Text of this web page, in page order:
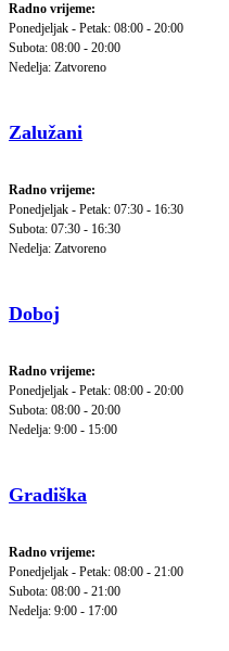
Radno vrijeme:
Ponedjeljak - Petak: 08:00 - 20:00
Subota: 08:00 - 20:00
Nedelja: Zatvoreno
Zalužani
Radno vrijeme:
Ponedjeljak - Petak: 07:30 - 16:30
Subota: 07:30 - 16:30
Nedelja: Zatvoreno
Doboj
Radno vrijeme:
Ponedjeljak - Petak: 08:00 - 20:00
Subota: 08:00 - 20:00
Nedelja: 9:00 - 15:00
Gradiška
Radno vrijeme:
Ponedjeljak - Petak: 08:00 - 21:00
Subota: 08:00 - 21:00
Nedelja: 9:00 - 17:00